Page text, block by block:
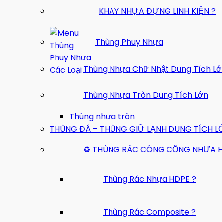
KHAY NHỰA ĐỰNG LINH KIỆN ?
Thùng Phuy Nhựa
Thùng Nhựa Chữ Nhật Dung Tích
Thùng Nhựa Tròn Dung Tích Lớn
Thùng nhựa tròn
THÙNG ĐÁ – THÙNG GIỮ LẠNH DUNG TÍCH
♻️ THÙNG RÁC CÔNG CỘNG NHỰA
Thùng Rác Nhựa HDPE ?
Thùng Rác Composite ?